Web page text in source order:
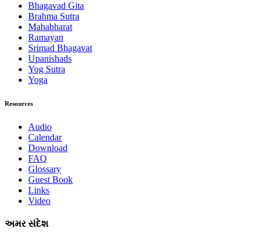
Bhagavad Gita
Brahma Sutra
Mahabharat
Ramayan
Srimad Bhagavat
Upanishads
Yog Sutra
Yoga
Resources
Audio
Calendar
Download
FAQ
Glossary
Guest Book
Links
Video
અમર સંદેશ